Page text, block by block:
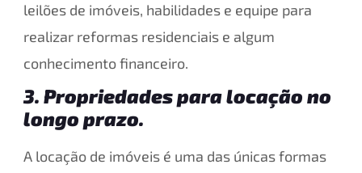
leilões de imóveis, habilidades e equipe para
realizar reformas residenciais e algum
conhecimento financeiro.
3. Propriedades para locação no
longo prazo.
A locação de imóveis é uma das únicas formas